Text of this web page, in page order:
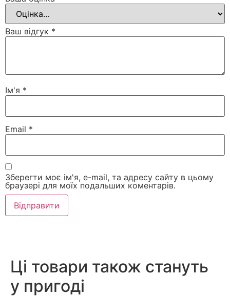
Ваш відгук *
Ім'я *
Email *
Зберегти моє ім'я, e-mail, та адресу сайту в цьому
браузері для моїх подальших коментарів.
Ці товари також стануть
у пригоді